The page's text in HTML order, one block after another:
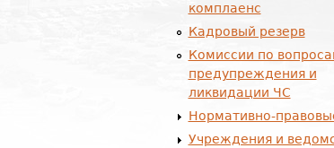
комплаенс
Кадровый резерв
Комиссии по
предупреждения и
ликвидации ЧС
Нормативно-
Учреждения и